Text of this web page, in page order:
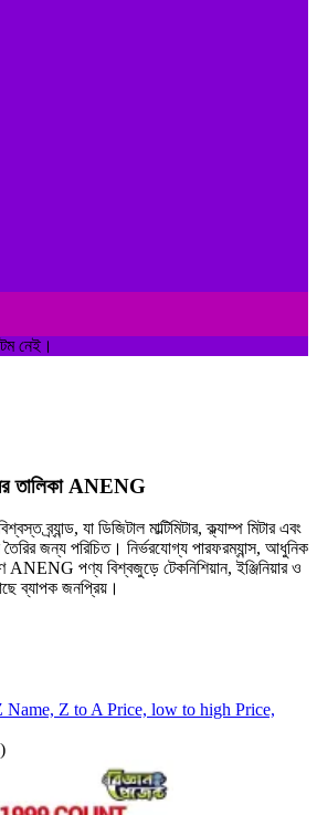
নেই।
তালিকা ANENG
ব্র্যান্ড, যা ডিজিটাল মাল্টিমিটার, ক্ল্যাম্প মিটার এবং
তৈরির জন্য পরিচিত। নির্ভরযোগ্য পারফরম্যান্স, আধুনিক
ANENG পণ্য বিশ্বজুড়ে টেকনিশিয়ান, ইঞ্জিনিয়ার ও
ব্যাপক জনপ্রিয়।
Name, Z to APrice, low to high Price,